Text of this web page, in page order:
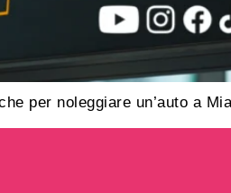
per noleggiare un’auto a